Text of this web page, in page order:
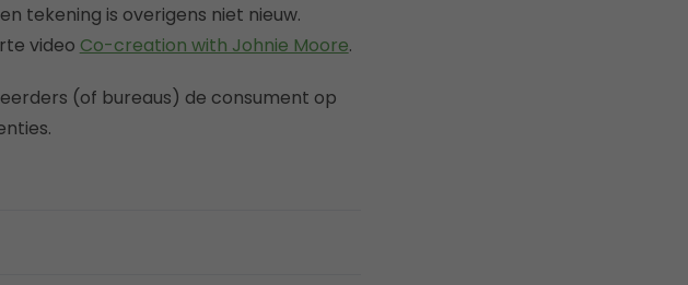
tekening is overigens niet nieuw.
video Co-creation with Johnie Moore.
(of bureaus) de consument op